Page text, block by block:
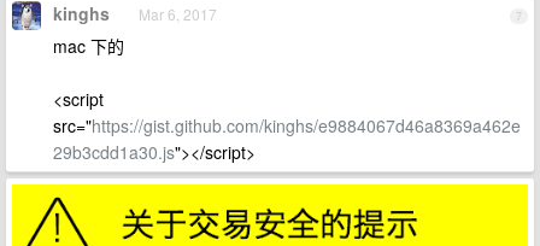
7
kinghs Mar 6, 2017
mac 下的
<script
src="https://gist.github.com/kinghs/e9884067d46a8369a462e
29b3cdd1a30.js"></script>